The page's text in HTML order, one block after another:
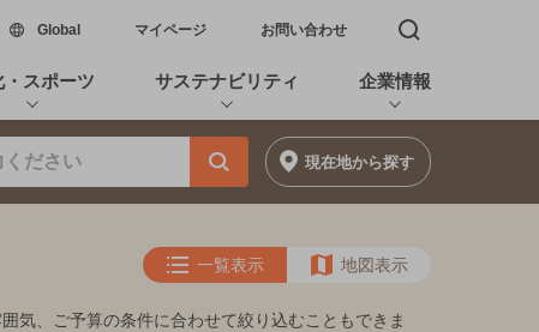
Global新しいウィンドウで開く
マイページ お問い合わせ 検索窓を開く
・スポーツ サステナビリティ 企業情報
現在地から探す
一覧表示 地図表示
気、ご予算の条件に合わせて絞り込むこともできま